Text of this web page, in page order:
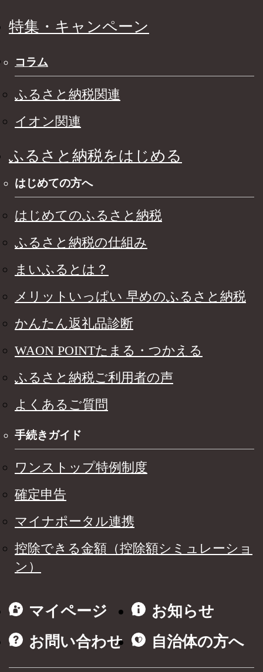
特集・キャンペーン
コラム
ふるさと納税関連
イオン関連
ふるさと納税をはじめる
はじめての方へ
はじめてのふるさと納税
ふるさと納税の仕組み
まいふるとは？
メリットいっぱい 早めのふるさと納税
かんたん返礼品診断
WAON POINTたまる・つかえる
ふるさと納税ご利用者の声
よくあるご質問
手続きガイド
ワンストップ特例制度
確定申告
マイナポータル連携
控除できる金額（控除額シミュレーショ
ン）
マイページ
お知らせ
お問い合わせ
自治体の方へ